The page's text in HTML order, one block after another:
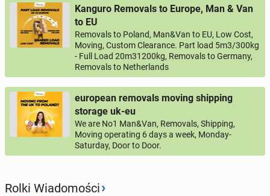
Kanguro Removals to Europe, Man & Van
to EU
Removals to Poland, Man&Van to EU, Low Cost,
Moving, Custom Clearance. Part load 5m3/300kg
- Full Load 20m31200kg, Removals to Germany,
Removals to Netherlands
european removals moving shipping
storage uk-eu
We are No1 Man&Van, Removals, Shipping,
Moving operating 6 days a week, Monday-
Saturday, Door to Door.
Rolki Wiadomości›